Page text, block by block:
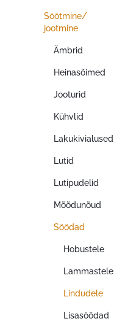
Söötmine/
jootmine
Ämbrid
Heinasõimed
Jooturid
Kühvlid
Lakukivialused
Lutid
Lutipudelid
Mõõdunõud
Söödad
Hobustele
Lammastele
Lindudele
Lisasöödad